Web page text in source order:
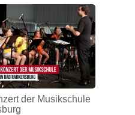
der Musikschule